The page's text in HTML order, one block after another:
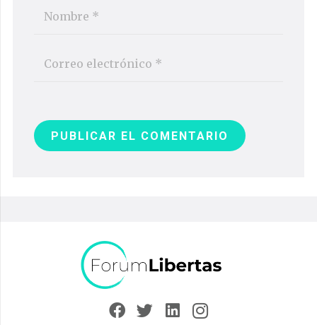
PUBLICAR EL COMENTARIO